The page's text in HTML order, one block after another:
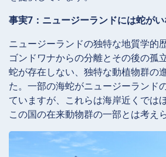
事実7：ニュージーランドには蛇が
ニュージーランドの独特な地質学的
ゴンドワナからの分離とその後の孤
蛇が存在しない、独特な動植物群の
た。一部の海蛇がニュージーランド
ていますが、これらは海岸近くでは
この国の在来動物群の一部とは考え